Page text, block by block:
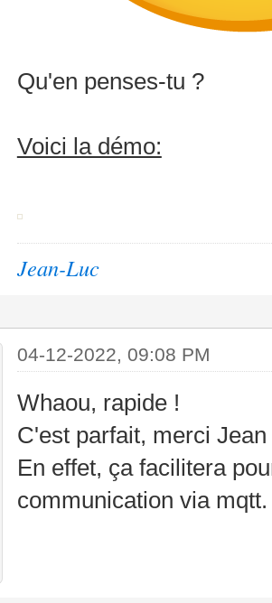
Qu'en penses-tu ?
Voici la démo:
Jean-Luc
04-12-2022, 09:08 PM
Whaou, rapide !
C'est parfait, merci Jean
En effet, ça facilitera
communication via